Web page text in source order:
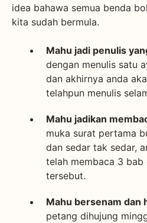
idea bahawa semua benda
kita sudah bermula.
Mahu jadi penulis
dengan menulis satu
dan akhirnya anda
telahpun menulis
Mahu jadikan
muka surat pertama
dan sedar tak sedar,
telah membaca 3 bab
tersebut.
Mahu bersenam dan
petang dihujung